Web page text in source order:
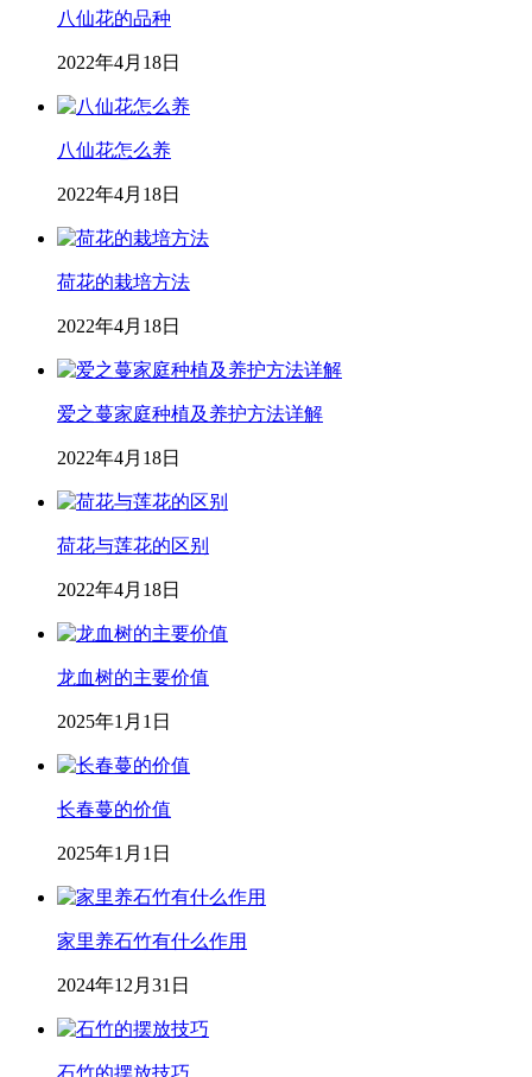
八仙花的品种
2022年4月18日
八仙花怎么养
2022年4月18日
荷花的栽培方法
2022年4月18日
爱之蔓家庭种植及养护方法详解
2022年4月18日
荷花与莲花的区别
2022年4月18日
龙血树的主要价值
2025年1月1日
长春蔓的价值
2025年1月1日
家里养石竹有什么作用
2024年12月31日
石竹的摆放技巧